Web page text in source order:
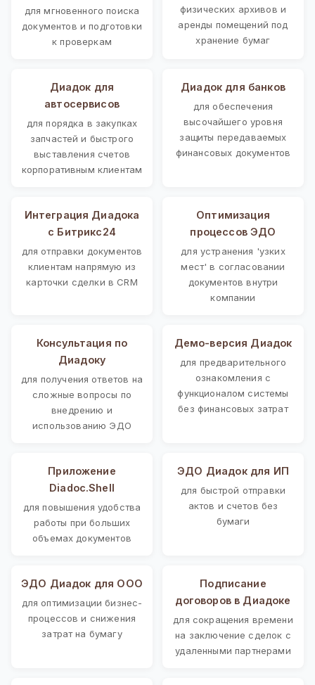
для мгновенного поиска
документов и подготовки
к проверкам
физических архивов и
аренды помещений под
хранение бумаг
Диадок для
автосервисов
для порядка в закупках
запчастей и быстрого
выставления счетов
корпоративным клиентам
Диадок для банков
для обеспечения
высочайшего уровня
защиты передаваемых
финансовых документов
Интеграция Диадока
с Битрикс24
для отправки документов
клиентам напрямую из
карточки сделки в CRM
Оптимизация
процессов ЭДО
для устранения 'узких
мест' в согласовании
документов внутри
компании
Консультация по
Диадоку
для получения ответов на
сложные вопросы по
внедрению и
использованию ЭДО
Демо-версия Диадок
для предварительного
ознакомления с
функционалом системы
без финансовых затрат
Приложение
Diadoc.Shell
для повышения удобства
работы при больших
объемах документов
ЭДО Диадок для ИП
для быстрой отправки
актов и счетов без
бумаги
ЭДО Диадок для ООО
для оптимизации бизнес-
процессов и снижения
затрат на бумагу
Подписание
договоров в Диадоке
для сокращения времени
на заключение сделок с
удаленными партнерами